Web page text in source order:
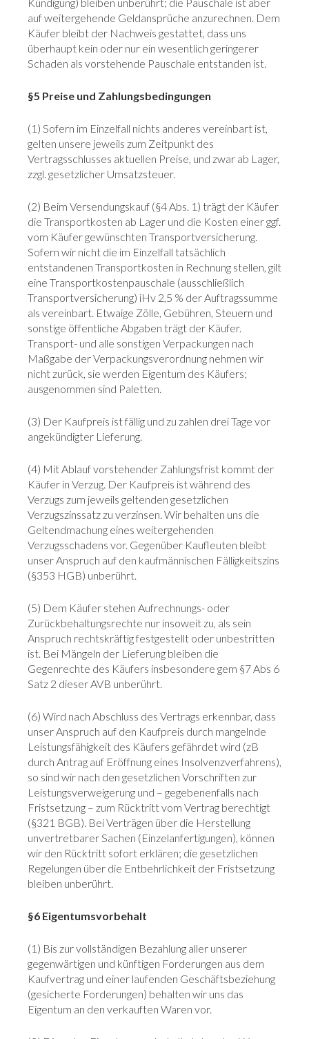
auf weitergehende Geldansprüche anzurechnen. Dem
Käufer bleibt der Nachweis gestattet, dass uns
überhaupt kein oder nur ein wesentlich geringerer
Schaden als vorstehende Pauschale entstanden ist.
§5 Preise und Zahlungsbedingungen
(1) Sofern im Einzelfall nichts anderes vereinbart ist,
gelten unsere jeweils zum Zeitpunkt des
Vertragsschlusses aktuellen Preise, und zwar ab Lager,
zzgl. gesetzlicher Umsatzsteuer.
(2) Beim Versendungskauf (§4 Abs. 1) trägt der Käufer
die Transportkosten ab Lager und die Kosten einer ggf.
vom Käufer gewünschten Transportversicherung.
Sofern wir nicht die im Einzelfall tatsächlich
entstandenen Transportkosten in Rechnung stellen, gilt
eine Transportkostenpauschale (ausschließlich
Transportversicherung) iHv 2,5 % der Auftragssumme
als vereinbart. Etwaige Zölle, Gebühren, Steuern und
sonstige öffentliche Abgaben trägt der Käufer.
Transport- und alle sonstigen Verpackungen nach
Maßgabe der Verpackungsverordnung nehmen wir
nicht zurück, sie werden Eigentum des Käufers;
ausgenommen sind Paletten.
(3) Der Kaufpreis ist fällig und zu zahlen drei Tage vor
angekündigter Lieferung.
(4) Mit Ablauf vorstehender Zahlungsfrist kommt der
Käufer in Verzug. Der Kaufpreis ist während des
Verzugs zum jeweils geltenden gesetzlichen
Verzugszinssatz zu verzinsen. Wir behalten uns die
Geltendmachung eines weitergehenden
Verzugsschadens vor. Gegenüber Kaufleuten bleibt
unser Anspruch auf den kaufmännischen Fälligkeitszins
(§353 HGB) unberührt.
(5) Dem Käufer stehen Aufrechnungs- oder
Zurückbehaltungsrechte nur insoweit zu, als sein
Anspruch rechtskräftig festgestellt oder unbestritten
ist. Bei Mängeln der Lieferung bleiben die
Gegenrechte des Käufers insbesondere gem §7 Abs 6
Satz 2 dieser AVB unberührt.
(6) Wird nach Abschluss des Vertrags erkennbar, dass
unser Anspruch auf den Kaufpreis durch mangelnde
Leistungsfähigkeit des Käufers gefährdet wird (zB
durch Antrag auf Eröffnung eines Insolvenzverfahrens),
so sind wir nach den gesetzlichen Vorschriften zur
Leistungsverweigerung und – gegebenenfalls nach
Fristsetzung – zum Rücktritt vom Vertrag berechtigt
(§321 BGB). Bei Verträgen über die Herstellung
unvertretbarer Sachen (Einzelanfertigungen), können
wir den Rücktritt sofort erklären; die gesetzlichen
Regelungen über die Entbehrlichkeit der Fristsetzung
bleiben unberührt.
§6 Eigentumsvorbehalt
(1) Bis zur vollständigen Bezahlung aller unserer
gegenwärtigen und künftigen Forderungen aus dem
Kaufvertrag und einer laufenden Geschäftsbeziehung
(gesicherte Forderungen) behalten wir uns das
Eigentum an den verkauften Waren vor.